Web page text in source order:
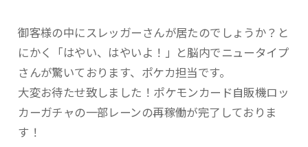
御客様の中にスレッガーさんが居たのでしょうか？と
にかく「はやい、はやいよ！」と脳内でニュータイプ
さんが驚いております、ポケカ担当です。
大変お待たせ致しました！ポケモンカード自販機ロッ
カーガチャの一部レーンの再稼働が完了しておりま
す！